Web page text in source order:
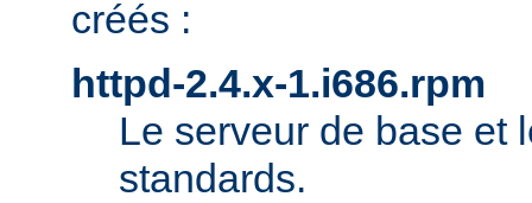
créés :
httpd-2.4.x-1.i686.rpm
Le serveur de base et
standards.